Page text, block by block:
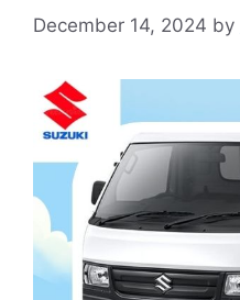
December 14, 2024 by